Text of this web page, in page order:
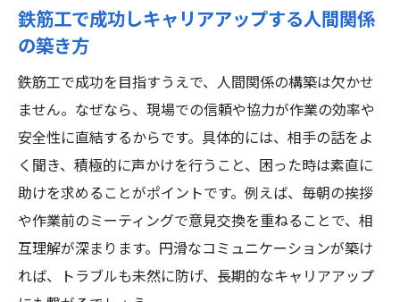
鉄筋工で成功しキャリアアップする人間関係
の築き方
鉄筋工で成功を目指すうえで、人間関係の構築は欠かせ
ません。なぜなら、現場での信頼や協力が作業の効率や
安全性に直結するからです。具体的には、相手の話をよ
く聞き、積極的に声かけを行うこと、困った時は素直に
助けを求めることがポイントです。例えば、毎朝の挨拶
や作業前のミーティングで意見交換を重ねることで、相
互理解が深まります。円滑なコミュニケーションが築け
れば、トラブルも未然に防げ、長期的なキャリアアップ